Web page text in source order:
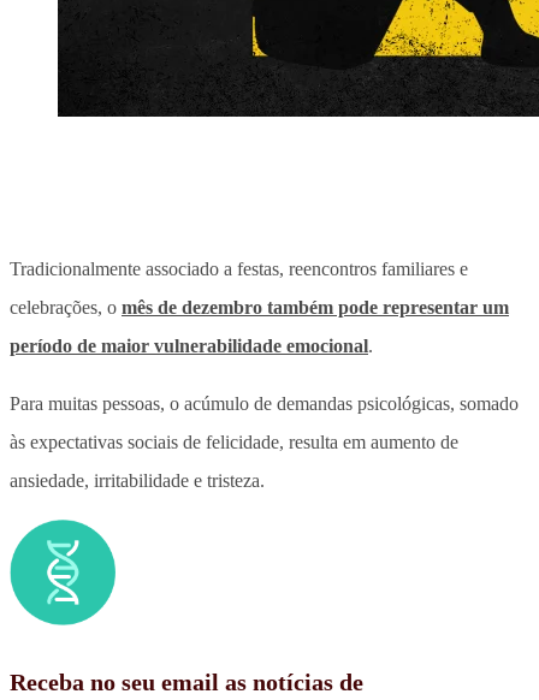
Tradicionalmente associado a festas, reencontros familiares e
celebrações, o mês de dezembro também pode representar um
período de maior vulnerabilidade emocional.
Para muitas pessoas, o acúmulo de demandas psicológicas, somado
às expectativas sociais de felicidade, resulta em aumento de
ansiedade, irritabilidade e tristeza.
Receba no seu email as notícias de